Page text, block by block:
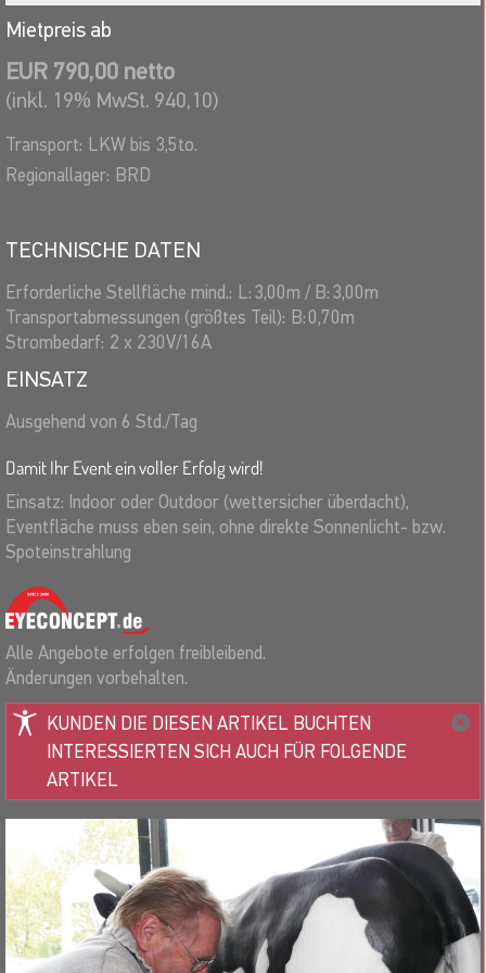
Mietpreis ab
EUR 790,00 netto
(inkl. 19% MwSt. 940,10)
Transport: LKW bis 3,5to.
Regionallager: BRD
TECHNISCHE DATEN
Erforderliche Stellfläche mind.: L:3,00m / B:3,00m
Transportabmessungen (größtes Teil): B:0,70m
Strombedarf: 2 x 230V/16A
EINSATZ
Ausgehend von 6 Std./Tag
Damit Ihr Event ein voller Erfolg wird!
Einsatz: Indoor oder Outdoor (wettersicher überdacht),
Eventfläche muss eben sein, ohne direkte Sonnenlicht- bzw.
Spoteinstrahlung
Alle Angebote erfolgen freibleibend.
Änderungen vorbehalten.
KUNDEN DIE DIESEN ARTIKEL BUCHTEN
INTERESSIERTEN SICH AUCH FÜR FOLGENDE
ARTIKEL